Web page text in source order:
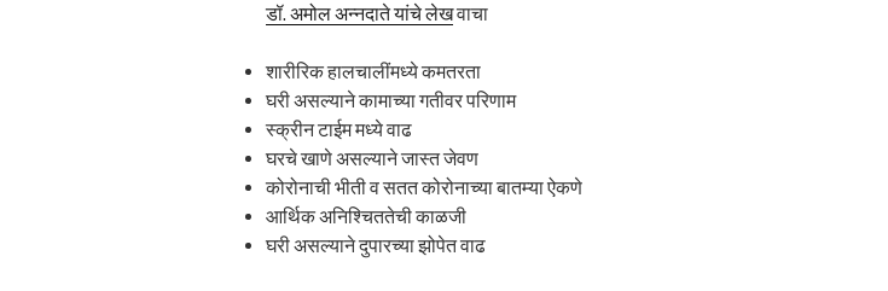
डॉ. अमोल अन्नदाते यांचे लेखवाचा
शारीरिक हालचालींमध्ये कमतरता
घरी असल्याने कामाच्या गतीवर परिणाम
स्क्रीन टाईम मध्ये वाढ
घरचे खाणे असल्याने जास्त जेवण
कोरोनाची भीती व सतत कोरोनाच्या बातम्या ऐकणे
आर्थिक अनिश्चिततेची काळजी
घरी असल्याने दुपारच्या झोपेत वाढ